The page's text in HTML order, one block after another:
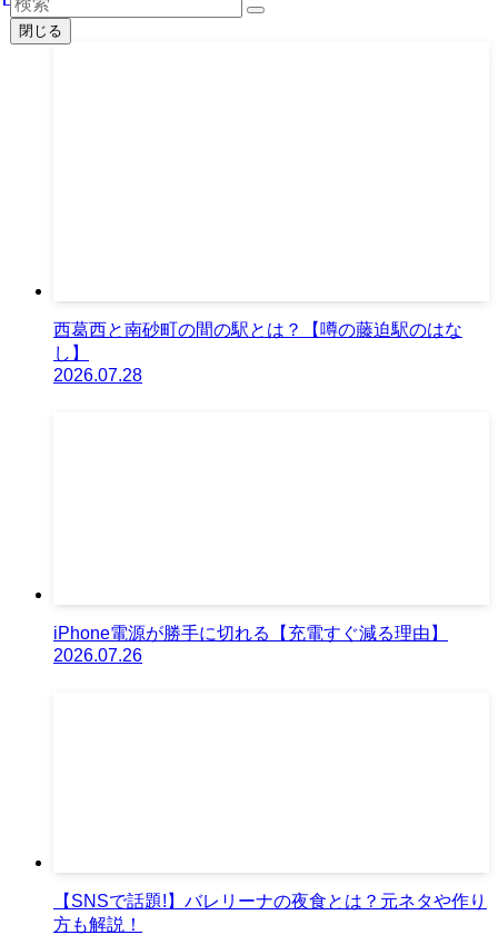
西葛西と南砂町の間の駅とは？【噂の藤迫駅のはな
し】
2026.07.28
iPhone電源が勝手に切れる【充電すぐ減る理由】
2026.07.26
【SNSで話題!】バレリーナの夜食とは？元ネタや作り
方も解説！
閉じる